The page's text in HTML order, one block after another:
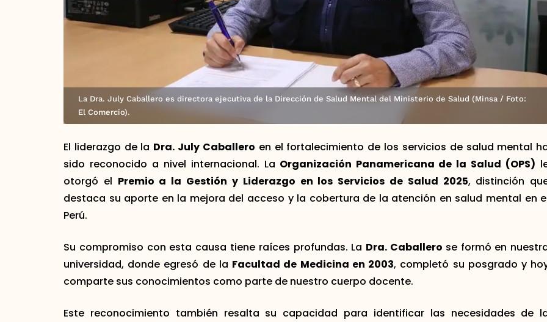
La Dra. July Caballero es directora ejecutiva de la Dirección de Salud Mental del Ministerio de Salud (Minsa / Foto:
El Comercio).
El liderazgo de la Dra. July Caballero en el fortalecimiento de los servicios de salud mental
sido reconocido a nivel internacional. La Organización Panamericana de la Salud (OPS)
otorgó el Premio a la Gestión y Liderazgo en los Servicios de Salud 2025, distinción
destaca su aporte en la mejora del acceso y la cobertura de la atención en salud mental en
Perú.
Su compromiso con esta causa tiene raíces profundas. La Dra. Caballero se formó en
universidad, donde egresó de la Facultad de Medicina en 2003, completó su posgrado y
comparte sus conocimientos como parte de nuestro cuerpo docente.
Este reconocimiento también resalta su capacidad para identificar las necesidades de